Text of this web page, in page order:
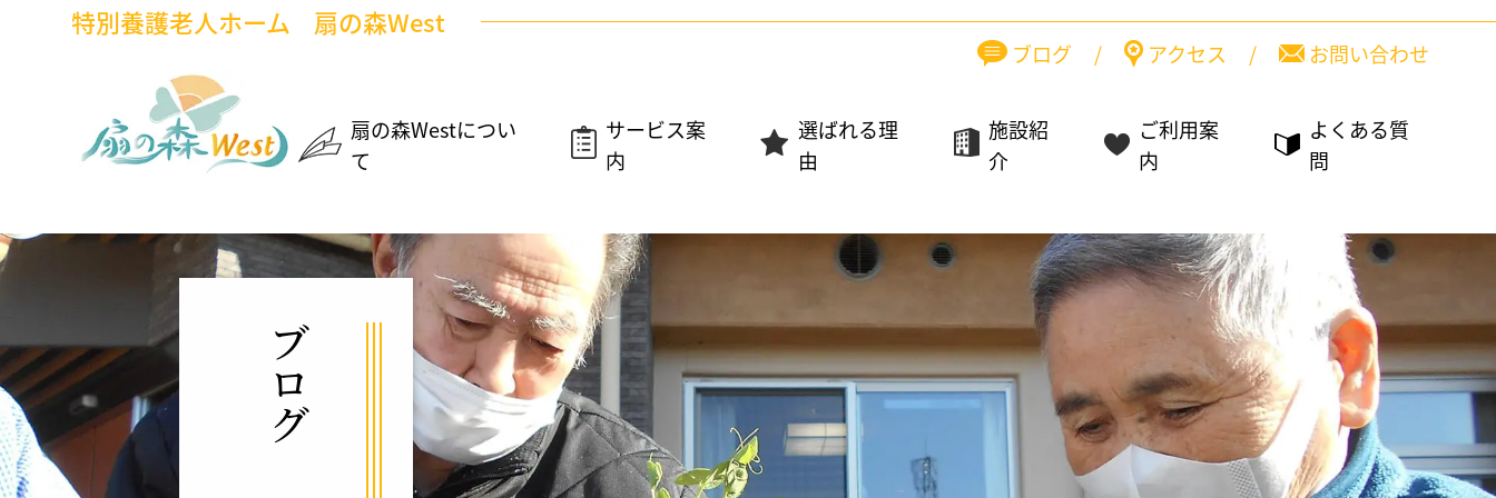
特別養護老人ホーム 扇の森West
ブログ / アクセス / お問い合わせ
扇の森Westについ
て
サービス案
内
選ばれる理
由
施設紹
介
ご利用案
内
よくある質
問
ブログ